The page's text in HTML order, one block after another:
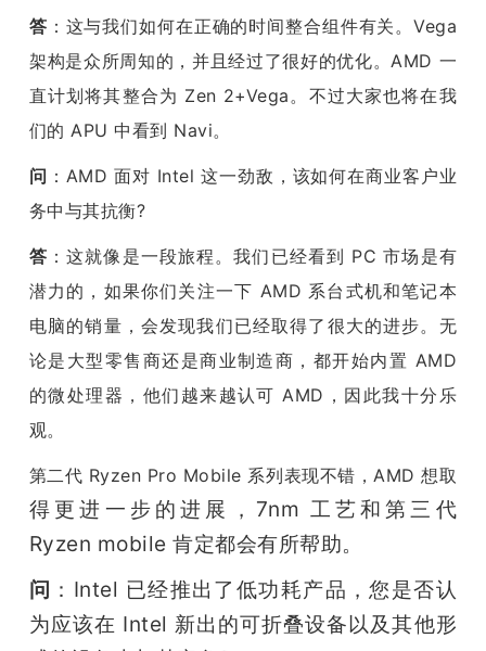
答 ：这与我们如何在正确的时间整合组件有关。Vega
架构是众所周知的，并且经过了很好的优化。AMD 一
直计划将其整合为 Zen 2+Vega。不过大家也将在我
们的 APU 中看到 Navi。
问 ：AMD 面对 Intel 这一劲敌，该如何在商业客户业
务中与其抗衡?
答 ：这就像是一段旅程。我们已经看到 PC 市场是有
潜力的，如果你们关注一下 AMD 系台式机和笔记本
电脑的销量，会发现我们已经取得了很大的进步。无
论是大型零售商还是商业制造商，都开始内置 AMD
的微处理器，他们越来越认可 AMD，因此我十分乐
观。
第二代 Ryzen Pro Mobile 系列表现不错，AMD 想取
得更进一步的进展，7nm 工艺和第三代
Ryzen mobile 肯定都会有所帮助。
问 ：Intel 已经推出了低功耗产品，您是否认
为应该在 Intel 新出的可折叠设备以及其他形